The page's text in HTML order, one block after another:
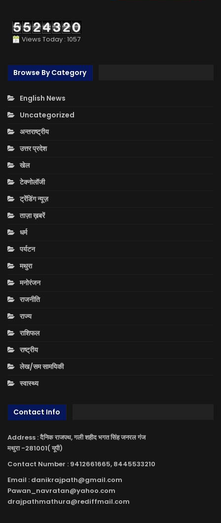
Views Today : 1057
Browse By Category
English News
Uncategorized
अन्तराष्ट्रीय
उत्तर प्रदेश
खेल
टेक्नोलॉजी
ट्रेंडिंग न्यूज़
ताज़ा ख़बरें
धर्म
पर्यटन
मथुरा
मनोरंजन
राजनीति
राज्य
राशिफल
राष्ट्रीय
लेख/सम सामयिकी
स्वास्थ्य
Contact Info
Address : दैनिक राजपथ, गली शहीद भगत सिंह जनरल गंज
मथुरा -281001( यूपी)
Contact Number : 9412661665, 8445533210
Email : danikrajpath@gmail.com
Pawan_navratan@yahoo.com
drajpathmathura@rediffmail.com